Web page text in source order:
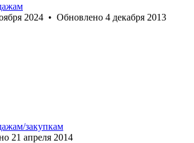
2024 • Обновлено 4 декабря 2013
закупкам
21 апреля 2014